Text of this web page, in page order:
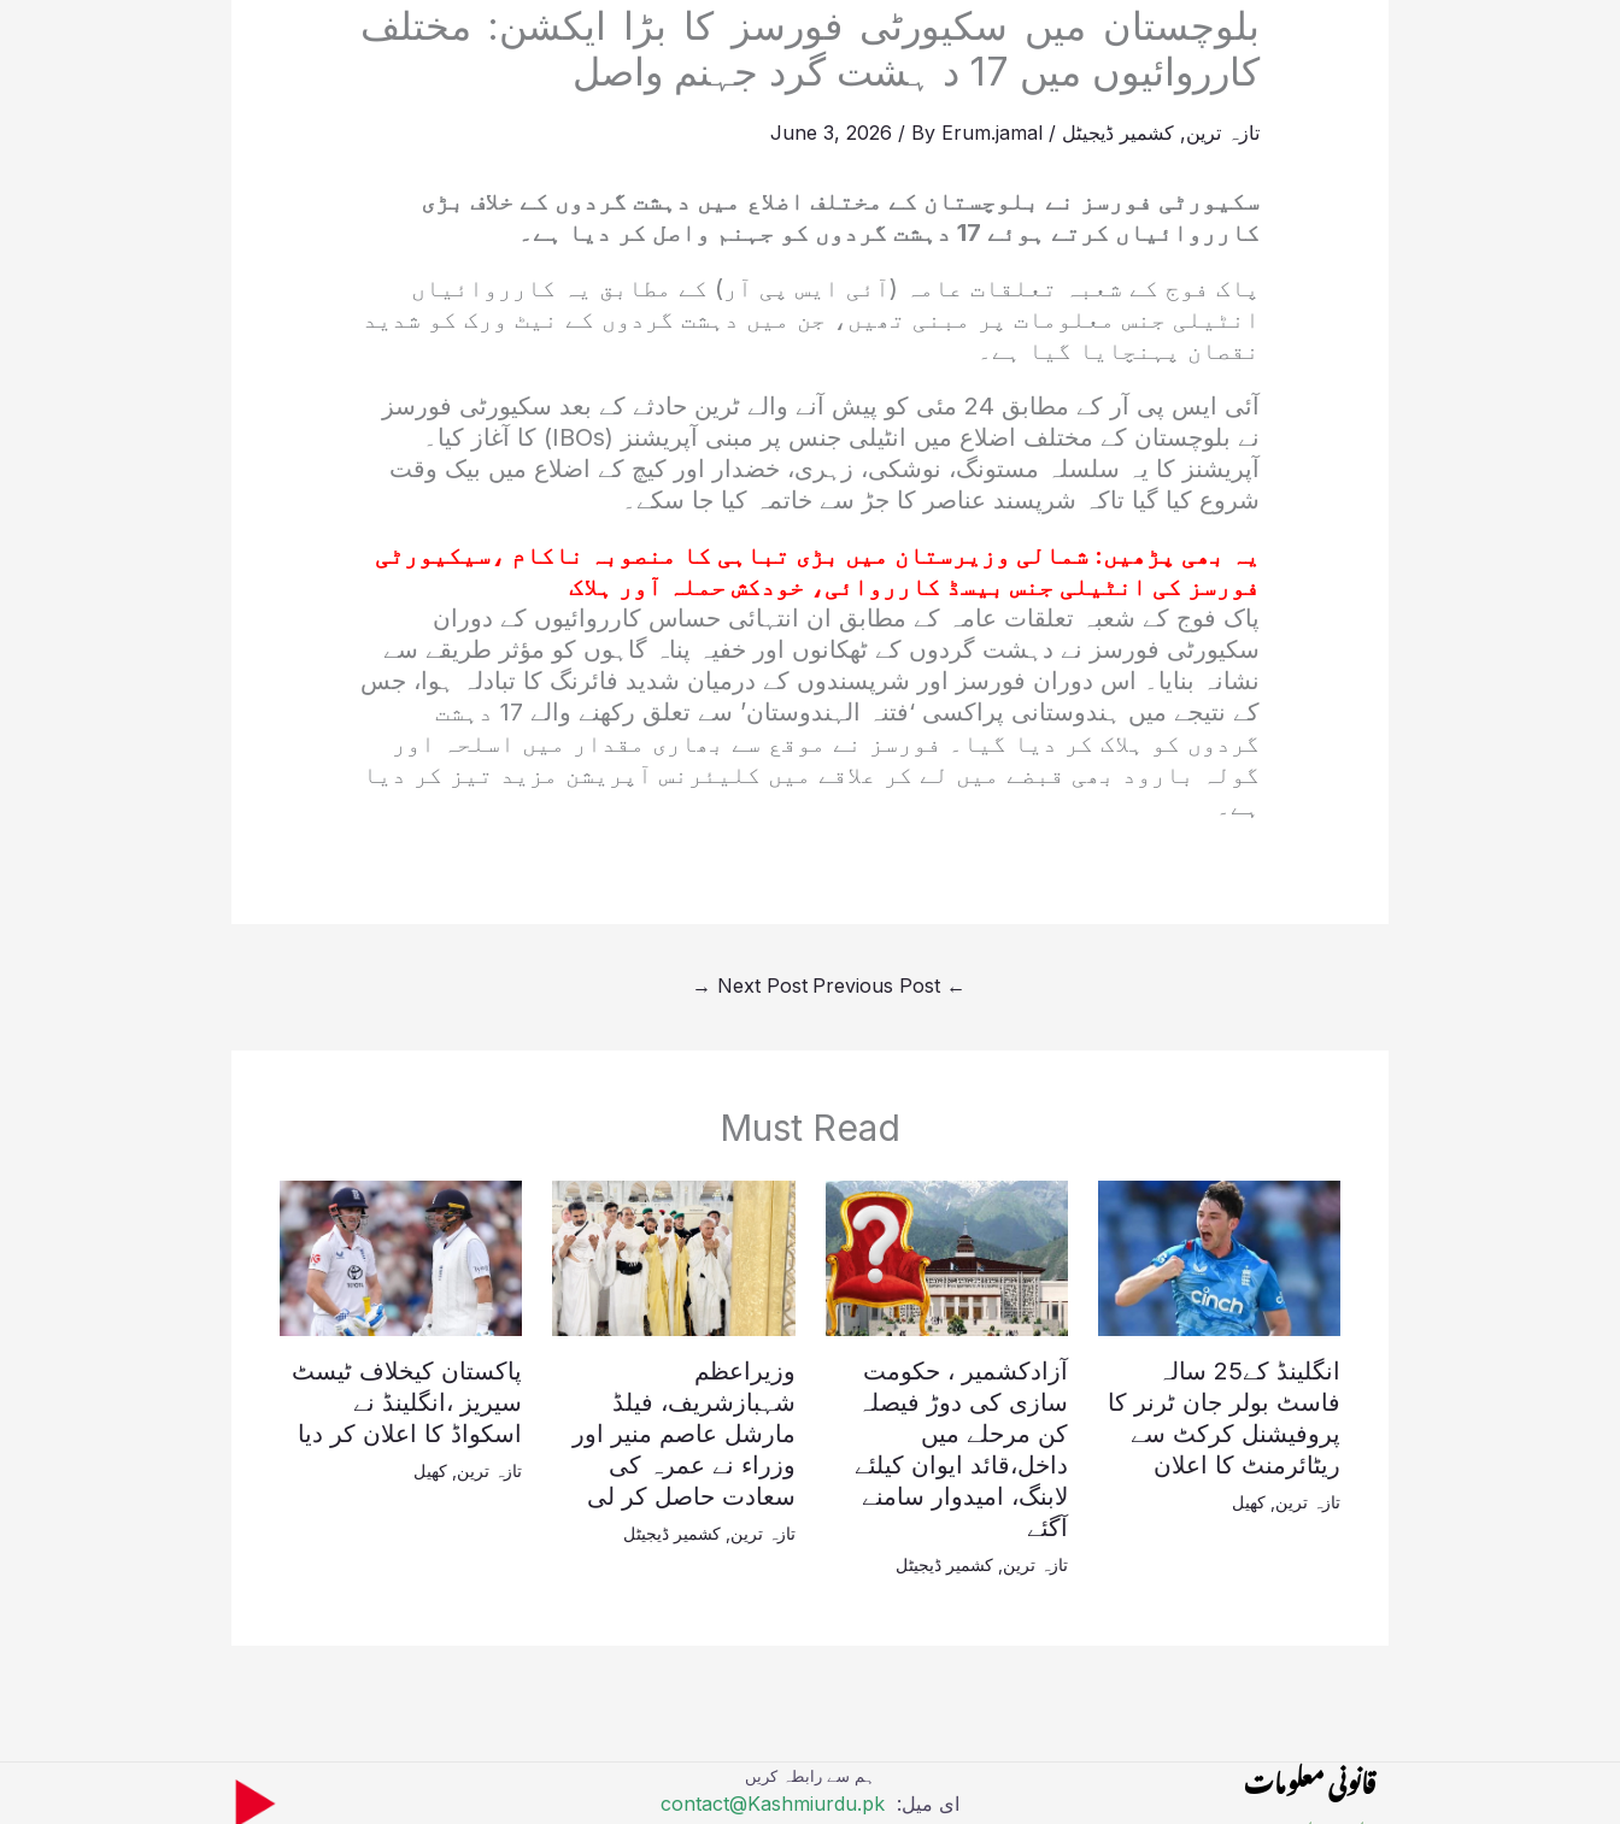
بلوچستان میں سکیورٹی فورسز کا بڑا ایکشن: مختلف
کارروائیوں میں 17 د ہشت گرد جہنم واصل
تازہ ترین, کشمیر ڈیجیٹل /
June 3, 2026 / By Erum.jamal
سکیورٹی فورسز نے بلوچستان کے مختلف اضلاع میں دہشت گردوں کے خلاف بڑی
کارروائیاں کرتے ہوئے 17 دہشت گردوں کو جہنم واصل کر دیا ہے۔
پاک فوج کے شعبہ تعلقات عامہ (آئی ایس پی آر) کے مطابق یہ کارروائیاں
انٹیلی جنس معلومات پر مبنی تھیں، جن میں دہشت گردوں کے نیٹ ورک کو شدید
نقصان پہنچایا گیا ہے۔
آئی ایس پی آر کے مطابق 24 مئی کو پیش آنے والے ٹرین حادثے کے بعد سکیورٹی فورسز
نے بلوچستان کے مختلف اضلاع میں انٹیلی جنس پر مبنی آپریشنز (IBOs) کا آغاز کیا۔
آپریشنز کا یہ سلسلہ مستونگ، نوشکی، زہری، خضدار اور کیچ کے اضلاع میں بیک وقت
شروع کیا گیا تاکہ شرپسند عناصر کا جڑ سے خاتمہ کیا جا سکے۔
یہ بھی پڑھیں: شمالی وزیرستان میں بڑی تباہی کا منصوبہ ناکام ،سیکیورٹی
فورسز کی انٹیلی جنس بیسڈ کارروائی، خودکش حملہ آور ہلاک
پاک فوج کے شعبہ تعلقات عامہ کے مطابق ان انتہائی حساس کارروائیوں کے دوران
سکیورٹی فورسز نے دہشت گردوں کے ٹھکانوں اور خفیہ پناہ گاہوں کو مؤثر طریقے سے
نشانہ بنایا۔ اس دوران فورسز اور شرپسندوں کے درمیان شدید فائرنگ کا تبادلہ ہوا، جس
کے نتیجے میں ہندوستانی پراکسی ‘فتنہ الہندوستان’ سے تعلق رکھنے والے 17 دہشت
گردوں کو ہلاک کر دیا گیا۔ فورسز نے موقع سے بھاری مقدار میں اسلحہ اور
گولہ بارود بھی قبضے میں لے کر علاقے میں کلیئرنس آپریشن مزید تیز کر دیا
ہے۔
←
Next Post
→
Must Read
انگلینڈ کے25 سالہ
فاسٹ بولر جان ٹرنر کا
پروفیشنل کرکٹ سے
ریٹائرمنٹ کا اعلان
تازہ ترین کھیل
آزادکشمیر ، حکومت
سازی کی دوڑ فیصلہ
کن مرحلے میں
داخل،قائد ایوان کیلئے
لابنگ، امیدوار سامنے
آگئے
تازہ ترین ,کشمیر ڈیجیٹل
وزیراعظم
شہبازشریف، فیلڈ
مارشل عاصم منیر اور
وزراء نے عمرہ کی
سعادت حاصل کر لی
تازہ ترین ,کشمیر ڈیجیٹل
پاکستان کیخلاف ٹیسٹ
سیریز ،انگلینڈ نے
اسکواڈ کا اعلان کر دیا
تازہ ترین کھیل
قانونی معلومات ہم سے رابطہ کریں
ای میل: contact@Kashmiurdu.pk